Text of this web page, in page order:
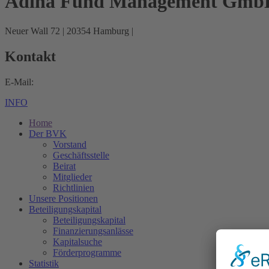
Neuer Wall 72 | 20354 Hamburg |
Kontakt
E-Mail:
INFO
Home
Der BVK
Vorstand
Geschäftsstelle
Beirat
Mitglieder
Richtlinien
Unsere Positionen
Beteiligungskapital
Beteiligungskapital
Finanzierungsanlässe
Kapitalsuche
Förderprogramme
Statistik